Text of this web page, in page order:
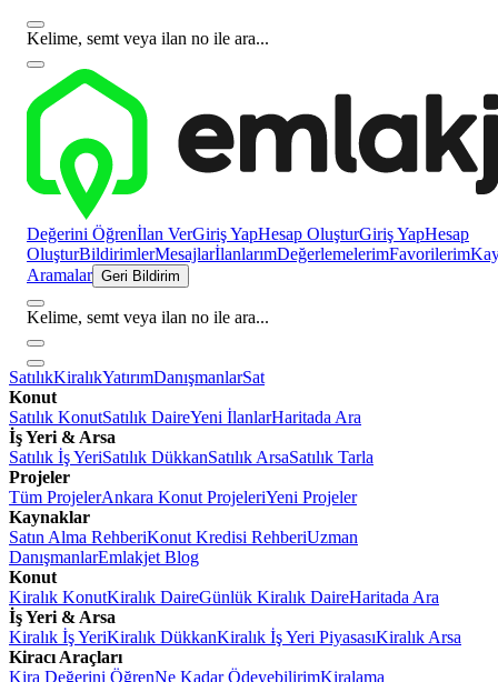
Kelime, semt veya ilan no ile ara...
Değerini Öğrenİlan VerGiriş YapHesap OluşturGiriş YapHesap
OluşturBildirimlerMesajlarİlanlarımDeğerlemelerimFavorilerim
Aramalar Geri Bildirim
Kelime, semt veya ilan no ile ara...
SatılıkKiralıkYatırımDanışmanlarSat
Konut
Satılık KonutSatılık DaireYeni İlanlarHaritada Ara
İş Yeri & Arsa
Satılık İş YeriSatılık DükkanSatılık ArsaSatılık Tarla
Projeler
Tüm ProjelerAnkara Konut ProjeleriYeni Projeler
Kaynaklar
Satın Alma RehberiKonut Kredisi RehberiUzman
DanışmanlarEmlakjet Blog
Konut
Kiralık KonutKiralık DaireGünlük Kiralık DaireHaritada Ara
İş Yeri & Arsa
Kiralık İş YeriKiralık DükkanKiralık İş Yeri PiyasasıKiralık Arsa
Kiracı Araçları
Kira Değerini ÖğrenNe Kadar ÖdeyebilirimKiralama